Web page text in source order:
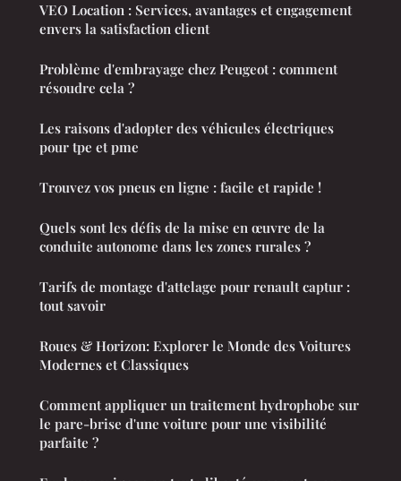
VEO Location : Services, avantages et engagement
envers la satisfaction client
Problème d'embrayage chez Peugeot : comment
résoudre cela ?
Les raisons d'adopter des véhicules électriques
pour tpe et pme
Trouvez vos pneus en ligne : facile et rapide !
Quels sont les défis de la mise en œuvre de la
conduite autonome dans les zones rurales ?
Tarifs de montage d'attelage pour renault captur :
tout savoir
Roues & Horizon: Explorer le Monde des Voitures
Modernes et Classiques
Comment appliquer un traitement hydrophobe sur
le pare-brise d'une voiture pour une visibilité
parfaite ?